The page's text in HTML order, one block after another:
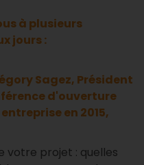
à plusieurs
jours :
Sagez, Président
d'ouverture
en 2015,
votre projet : quelles